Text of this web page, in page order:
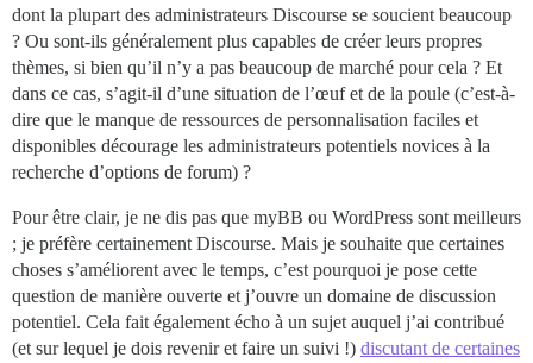
dont la plupart des administrateurs Discourse se soucient beaucoup
? Ou sont-ils généralement plus capables de créer leurs propres
thèmes, si bien qu’il n’y a pas beaucoup de marché pour cela ? Et
dans ce cas, s’agit-il d’une situation de l’œuf et de la poule (c’est-à-
dire que le manque de ressources de personnalisation faciles et
disponibles décourage les administrateurs potentiels novices à la
recherche d’options de forum) ?
Pour être clair, je ne dis pas que myBB ou WordPress sont meilleurs
; je préfère certainement Discourse. Mais je souhaite que certaines
choses s’améliorent avec le temps, c’est pourquoi je pose cette
question de manière ouverte et j’ouvre un domaine de discussion
potentiel. Cela fait également écho à un sujet auquel j’ai contribué
(et sur lequel je dois revenir et faire un suivi !) discutant de certaines